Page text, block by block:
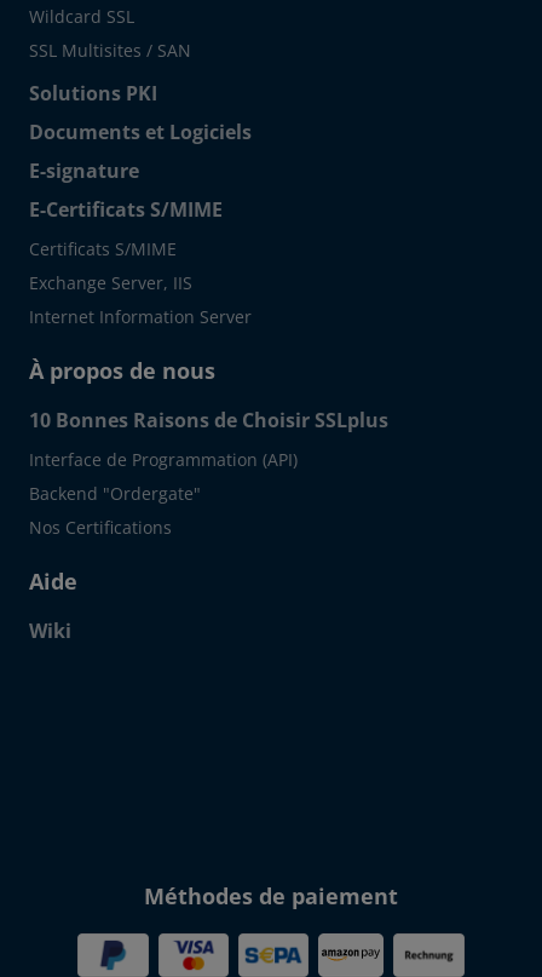
Wildcard SSL
SSL Multisites / SAN
Solutions PKI
Documents et Logiciels
E-signature
E-Certificats S/MIME
Certificats S/MIME
Exchange Server, IIS
Internet Information Server
À propos de nous
10 Bonnes Raisons de Choisir SSLplus
Interface de Programmation (API)
Backend "Ordergate"
Nos Certifications
Aide
Wiki
Méthodes de paiement